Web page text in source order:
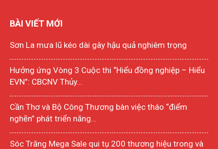
BÀI VIẾT MỚI
Sơn La mưa lũ kéo dài gây hậu quả nghiêm trọng
Hưởng ứng Vòng 3 Cuộc thi “Hiểu đồng nghiệp – Hiểu
EVN”: CBCNV Thủy...
Cần Thơ và Bộ Công Thương bàn việc tháo “điểm
nghẽn” phát triển năng...
Sóc Trăng Mega Sale qui tụ 200 thương hiệu trong và